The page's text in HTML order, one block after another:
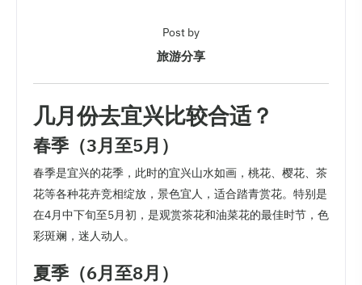
Post by
旅游分享
几月份去宜兴比较合适？
春季（3月至5月）
春季是宜兴的花季，此时的宜兴山水如画，桃花、樱花、茶
花等各种花卉竞相绽放，景色宜人，适合踏青赏花。特别是
在4月中下旬至5月初，是观赏茶花和油菜花的最佳时节，色
彩斑斓，迷人动人。
夏季（6月至8月）